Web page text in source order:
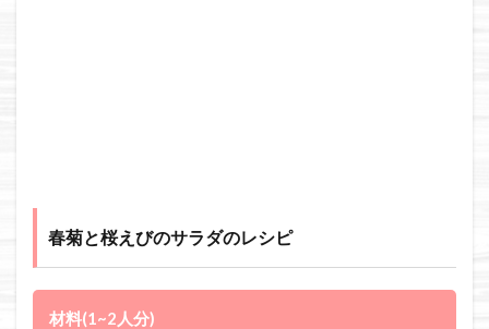
春菊と桜えびのサラダのレシピ
材料(1~2人分)